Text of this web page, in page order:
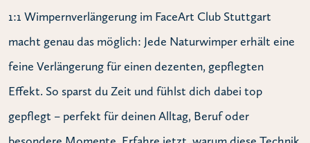
1:1 Wimpernverlängerung im FaceArt Club Stuttgart
macht genau das möglich: Jede Naturwimper erhält eine
feine Verlängerung für einen dezenten, gepflegten
Effekt. So sparst du Zeit und fühlst dich dabei top
gepflegt – perfekt für deinen Alltag, Beruf oder